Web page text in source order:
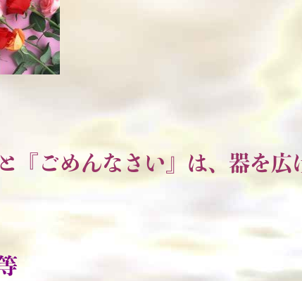
『ごめんなさい』は、器を広